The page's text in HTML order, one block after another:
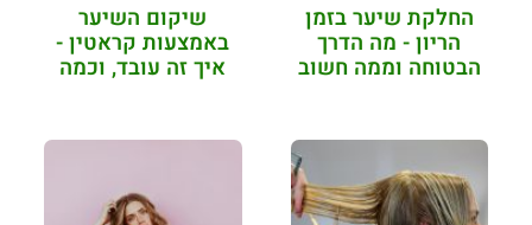
החלקת שיער בזמן
הריון - מה הדרך
הבטוחה וממה חשוב
שיקום השיער
באמצעות קראטין -
איך זה עובד, וכמה